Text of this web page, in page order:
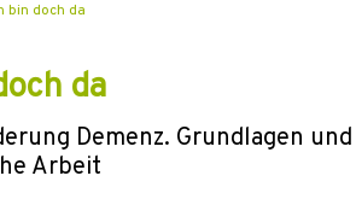
bin doch da
da
Demenz. Grundlagen
Arbeit